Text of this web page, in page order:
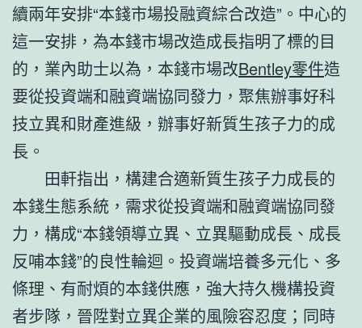
續兩年安排“本錢市場投融資綜合改造”。中心的
這一安排，為本錢市場改造成長指明了標的目
的，業內助士以為，本錢市場改Bentley零件造
要從投資端和融資端協同發力，聚焦辦事好科
技立異和財產進級，辦事好新質生孩子力的成
長。
田軒指出，構建合適新質生孩子力成長的
本錢生態系統，需求從投資端和融資端協同發
力，構成“本錢領導立異、立異驅動成長、成長
反哺本錢”的良性輪迴。投資端培養多元化、多
條理、有耐煩的本錢供應，強大持久機構投資
者步隊，晉陞對立異企業的風險容忍度；同時